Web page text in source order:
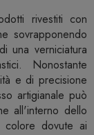
rivestiti con
sovrapponendo
una verniciatura
Nonostante
e di precisione
artigianale può
all'interno dello
colore dovute ai